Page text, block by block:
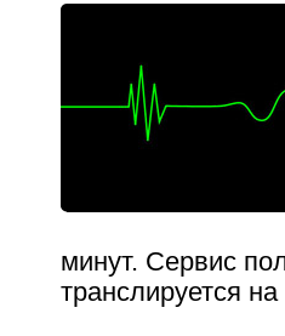
минут. Сервис
транслируется